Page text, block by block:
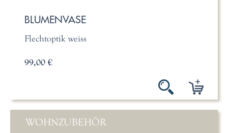
BLUMENVASE
Flechtoptik weiss
99,00 €
WOHNZUBEHÖR